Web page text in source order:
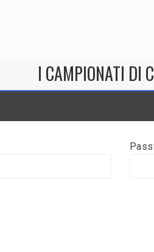
I CAMPIONATI DI